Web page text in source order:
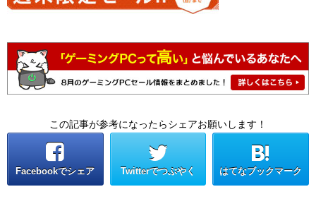
この記事が参考になったらシェアお願いします！
Facebookでシェア Twitterでつぶやく はてなブックマーク